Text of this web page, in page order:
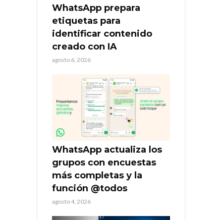
WhatsApp prepara
etiquetas para
identificar contenido
creado con IA
agosto 6, 2026
WhatsApp actualiza los
grupos con encuestas
más completas y la
función @todos
agosto 4, 2026